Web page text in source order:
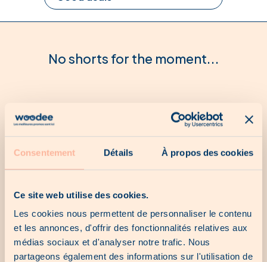
Consentement Détails À propos des cookies
Ce site web utilise des cookies.
Les cookies nous permettent de personnaliser le contenu
et les annonces, d'offrir des fonctionnalités relatives aux
médias sociaux et d'analyser notre trafic. Nous
partageons également des informations sur l'utilisation de
No shorts for the moment...
Our catalogs
No catalogue for the moment...
Our last chances